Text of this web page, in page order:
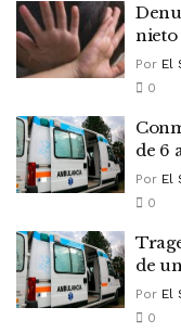
nieto
Por El
0
de 6
Por El
0
de
Por El
0